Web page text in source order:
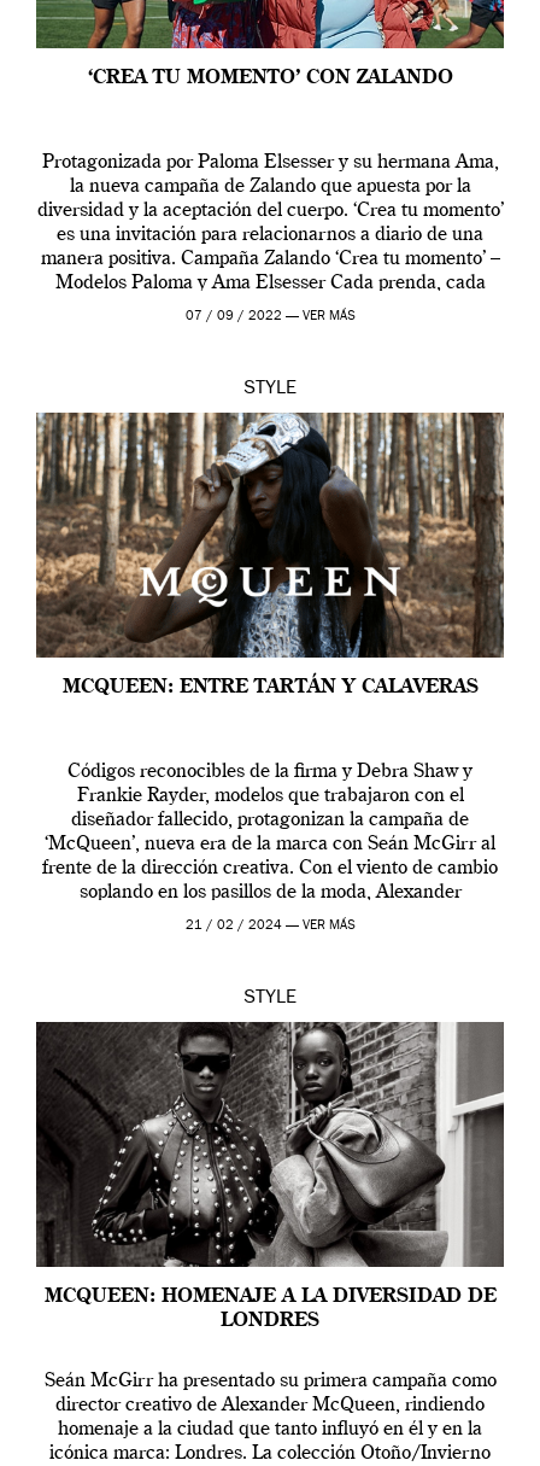
‘CREA TU MOMENTO’ CON ZALANDO
Protagonizada por Paloma Elsesser y su hermana Ama,
la nueva campaña de Zalando que apuesta por la
diversidad y la aceptación del cuerpo. ‘Crea tu momento’
es una invitación para relacionarnos a diario de una
manera positiva. Campaña Zalando ‘Crea tu momento’ –
Modelos Paloma y Ama Elsesser Cada prenda, cada
outfit, cada momento, caracteriza […]
07 / 09 / 2022 — VER MÁS
STYLE
MCQUEEN: ENTRE TARTÁN Y CALAVERAS
Códigos reconocibles de la firma y Debra Shaw y
Frankie Rayder, modelos que trabajaron con el
diseñador fallecido, protagonizan la campaña de
‘McQueen’, nueva era de la marca con Seán McGirr al
frente de la dirección creativa. Con el viento de cambio
soplando en los pasillos de la moda, Alexander
McQueen se prepara para una […]
21 / 02 / 2024 — VER MÁS
STYLE
MCQUEEN: HOMENAJE A LA DIVERSIDAD DE
LONDRES
Seán McGirr ha presentado su primera campaña como
director creativo de Alexander McQueen, rindiendo
homenaje a la ciudad que tanto influyó en él y en la
icónica marca: Londres. La colección Otoño/Invierno